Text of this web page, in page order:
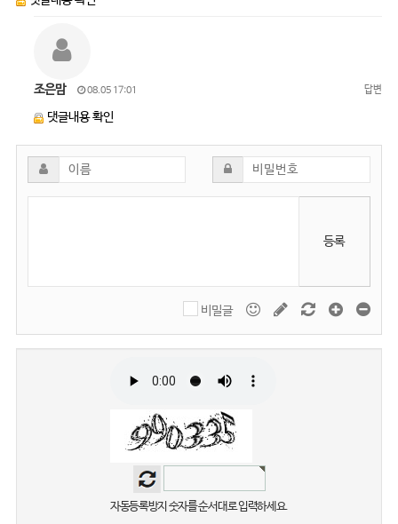
조은맘 08.05 17:01 답변
댓글내용 확인
등록
비밀글
자동등록방지 숫자를 순서대로 입력하세요.